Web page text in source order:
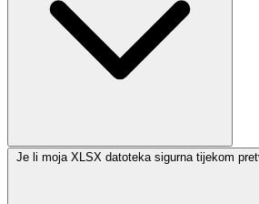
Je li moja XLSX datoteka sigurna tijekom